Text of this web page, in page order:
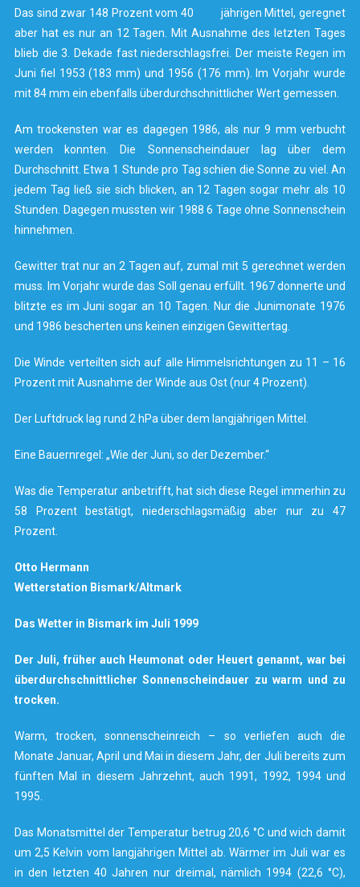
Das sind zwar 148 Prozent vom 40 jährigen Mittel, geregnet
aber hat es nur an 12 Tagen. Mit Ausnahme des letzten Tages
blieb die 3. Dekade fast niederschlagsfrei. Der meiste Regen im
Juni fiel 1953 (183 mm) und 1956 (176 mm). Im Vorjahr wurde
mit 84 mm ein ebenfalls überdurchschnittlicher Wert gemessen.
Am trockensten war es dagegen 1986, als nur 9 mm verbucht
werden konnten. Die Sonnenscheindauer lag über dem
Durchschnitt. Etwa 1 Stunde pro Tag schien die Sonne zu viel. An
jedem Tag ließ sie sich blicken, an 12 Tagen sogar mehr als 10
Stunden. Dagegen mussten wir 1988 6 Tage ohne Sonnenschein
hinnehmen.
Gewitter trat nur an 2 Tagen auf, zumal mit 5 gerechnet werden
muss. Im Vorjahr wurde das Soll genau erfüllt. 1967 donnerte und
blitzte es im Juni sogar an 10 Tagen. Nur die Junimonate 1976
und 1986 bescherten uns keinen einzigen Gewittertag.
Die Winde verteilten sich auf alle Himmelsrichtungen zu 11 – 16
Prozent mit Ausnahme der Winde aus Ost (nur 4 Prozent).
Der Luftdruck lag rund 2 hPa über dem langjährigen Mittel.
Eine Bauernregel: „Wie der Juni, so der Dezember.“
Was die Temperatur anbetrifft, hat sich diese Regel immerhin zu
58 Prozent bestätigt, niederschlagsmäßig aber nur zu 47
Prozent.
Otto Hermann
Wetterstation Bismark/Altmark
Das Wetter in Bismark im Juli 1999
Der Juli, früher auch Heumonat oder Heuert genannt, war bei
überdurchschnittlicher Sonnenscheindauer zu warm und zu
trocken.
Warm, trocken, sonnenscheinreich – so verliefen auch die
Monate Januar, April und Mai in diesem Jahr, der Juli bereits zum
fünften Mal in diesem Jahrzehnt, auch 1991, 1992, 1994 und
1995.
Das Monatsmittel der Temperatur betrug 20,6 °C und wich damit
um 2,5 Kelvin vom langjährigen Mittel ab. Wärmer im Juli war es
in den letzten 40 Jahren nur dreimal, nämlich 1994 (22,6 °C),